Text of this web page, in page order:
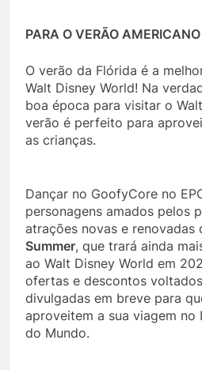
PARA O VERÃO
O verão da Flórida é a
Walt Disney World! Na
boa época para visitar o
verão é perfeito para
as crianças.
Dançar no GoofyCore no
personagens amados pelos
atrações novas e renovadas
Summer, que trará ainda
ao Walt Disney World em
ofertas e descontos
divulgadas em breve para
aproveitem a sua viagem no
do Mundo.